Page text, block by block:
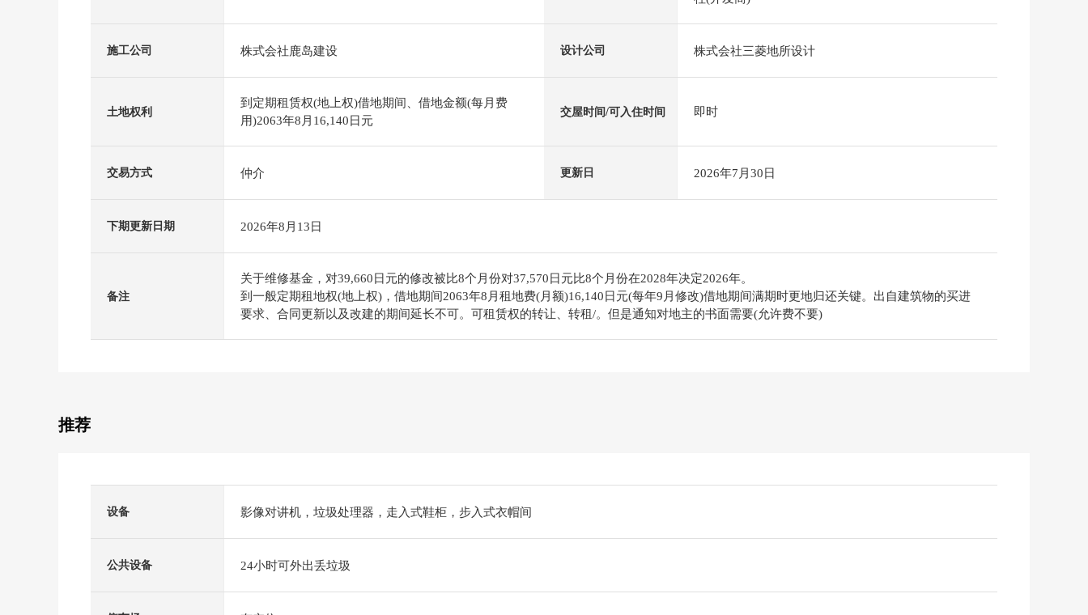
施工公司 株式会社鹿岛建设 设计公司 株式会社三菱地所设计
土地权利
到定期租赁权(地上权)借地期间、借地金额(每月费
用)2063年8月16,140日元
交屋时间/可入住时间 即时
交易方式 仲介 更新日 2026年7月30日
下期更新日期 2026年8月13日
备注
关于维修基金，对39,660日元的修改被比8个月份对37,570日元比8个月份在2028年决定2026年。
到一般定期租地权(地上权)，借地期间2063年8月租地费(月额)16,140日元(每年9月修改)借地期间满期时更地归还关键。出自建筑物的买进
要求、合同更新以及改建的期间延长不可。可租赁权的转让、转租/。但是通知对地主的书面需要(允许费不要)
推荐
设备 影像对讲机，垃圾处理器，走入式鞋柜，步入式衣帽间
公共设备 24小时可外出丢垃圾